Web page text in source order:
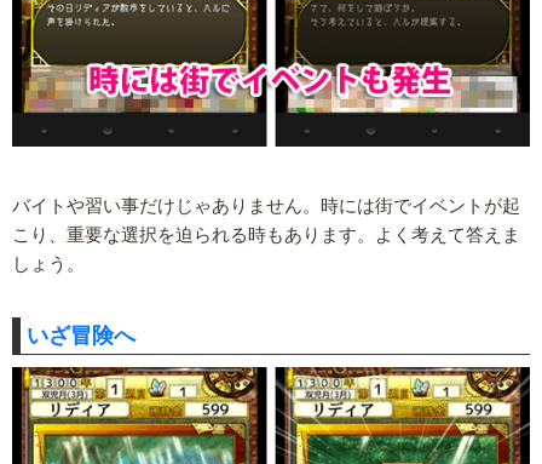
バイトや習い事だけじゃありません。時には街でイベントが起
こり、重要な選択を迫られる時もあります。よく考えて答えま
しょう。
いざ冒険へ